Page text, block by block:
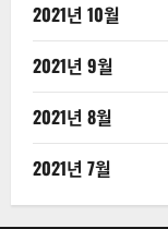
2021년 10월
2021년 9월
2021년 8월
2021년 7월